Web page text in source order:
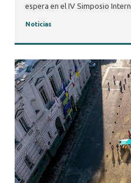
espera en el IV Simposio
Noticias